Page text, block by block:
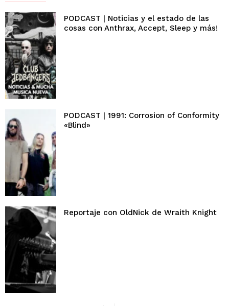
PODCAST | Noticias y el estado de las
cosas con Anthrax, Accept, Sleep y más!
PODCAST | 1991: Corrosion of Conformity
«Blind»
Reportaje con OldNick de Wraith Knight